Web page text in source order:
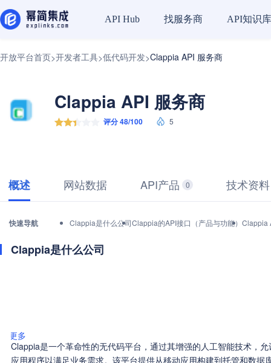
API Hub 找服务商 API知识库
开放平台首页>开发者工具>低代码开发>Clappia API 服务商
Clappia API 服务商
评分 48/100 5
概述 网站数据 API产品 0 技术资料
快速导航 Clappia是什么公司Clappia的API接口（产品与功能） Clappia
Clappia是什么公司
更多
Clappia是一个革命性的无代码平台，通过其增强的人工智能技术，
应用程序以满足业务需求。该平台提供从移动应用构建到托管和数据